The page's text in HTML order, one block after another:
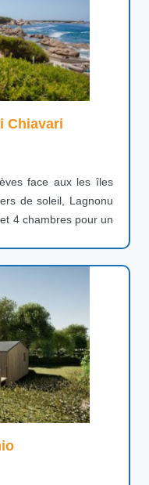
Chiavari
face aux les îles
de soleil, Lagnonu
4 chambres pour un